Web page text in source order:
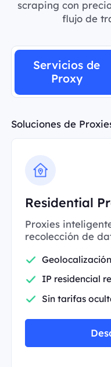
scraping con
flujo de
Servicios de
Proxy
Soluciones de
Residential
Proxies
recolección de
IP residencial
Sin tarifas